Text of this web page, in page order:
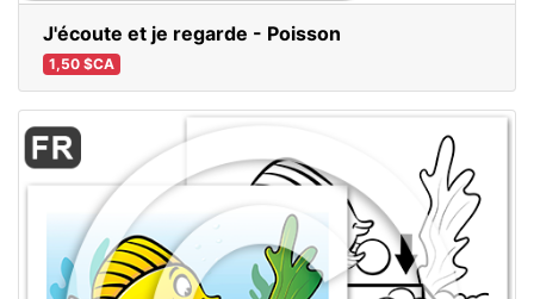
J'écoute et je regarde - Poisson
1,50 $CA